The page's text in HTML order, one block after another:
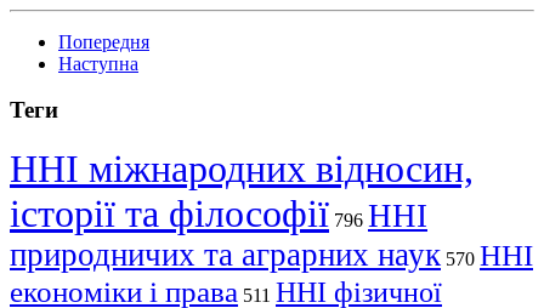
Попередня
Наступна
Теги
ННІ міжнародних відносин,
історії та філософії 796 ННІ
природничих та аграрних наук 570 ННІ
економіки і права 511 ННІ фізичної